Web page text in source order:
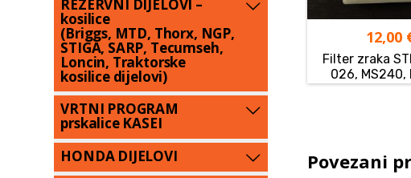
12,00
Filter zraka
026, MS240,
Povezani
REZERVNI DIJELOVI –
kosilice
(Briggs, MTD, Thorx, NGP,
STIGA, SARP, Tecumseh,
Loncin, Traktorske
kosilice dijelovi)
VRTNI PROGRAM
prskalice KASEI
HONDA DIJELOVI